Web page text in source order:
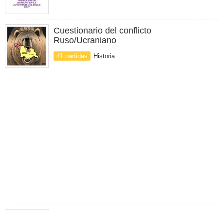
Cuestionario del conflicto
Ruso/Ucraniano
41 partidas Historia